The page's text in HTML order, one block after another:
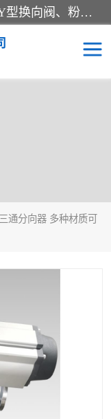
永嘉宣久机械科技有限公司主营：Y型换向阀、粉体换向阀、板式换向阀、三通换向阀、三通换向器、三通分路阀、管路换向阀等产品及服务。
通分向器 多种材质可